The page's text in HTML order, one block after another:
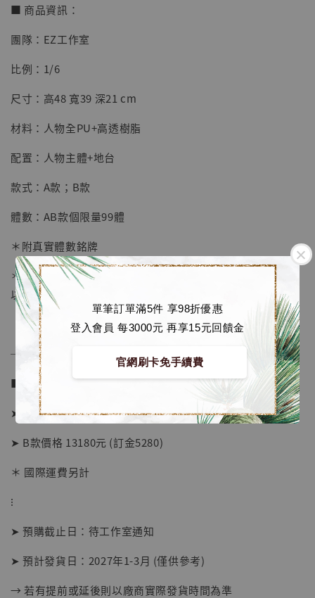
單筆訂單滿5件 享98折優惠
登入會員 每3000元 再享15元回饋金
官網刷卡免手續費
【店內現貨】七龍珠 系列蒐藏雕像 悟空 鳥山
NT$ 4,280
NT$ 5,580
【店內現貨】海賊王 系列蒐藏雕像 布魯克達
NT$ 1,870
■ 商品資訊：
團隊：EZ工作室
比例：1/6
尺寸：高48 寬39 深21 cm
材料：人物全PU+高透樹脂
配置：人物主體+地台
款式：A款；B款
體數：AB款個限量99體
＊附真實體數銘牌
＊人物後方透明件附有燈效, 多種模式可以選擇, 六眼頭雕可
以亮燈！
──────────────
■ 販售資訊 (NT$)：
➤ A款價格 13180元 (訂金5280)
➤ B款價格 13180元 (訂金5280)
＊ 國際運費另計
⁝
➤ 預購截止日：待工作室通知
➤ 預計發貨日：2027年1-3月 (僅供參考)
→ 若有提前或延後則以廠商實際發貨時間為準